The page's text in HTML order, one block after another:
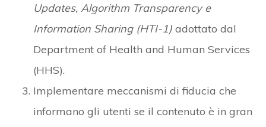
Updates, Algorithm Transparency e
Information Sharing (HTI-1)adottato dal
Department of Health and Human Services
(HHS).
Implementare meccanismi di fiducia che
informano gli utenti se il contenuto è in gran